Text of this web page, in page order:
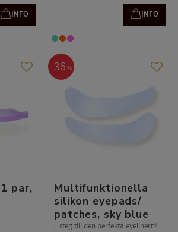
INFO INFO
par,
Lägg till i favoriter
Multifunktionella
silikon eyepads/
patches, sky blue
1 steg till den perfekta eyelinern!
36 %